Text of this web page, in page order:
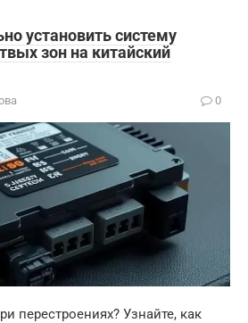
установить систему
зон на китайский
0
перестроениях? Узнайте, как